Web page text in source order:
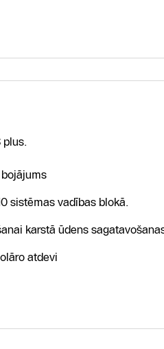
plus.
sistēmas vadības blokā.
karstā ūdens
atdevi